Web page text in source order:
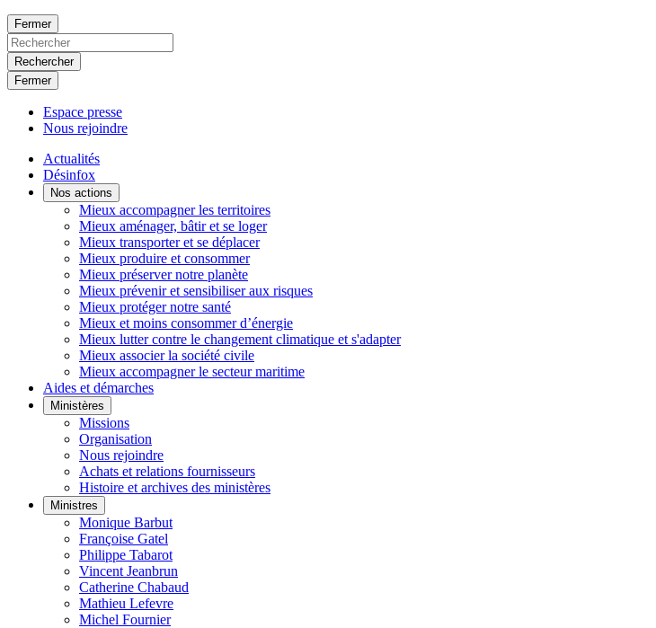
Fermer
Rechercher
Fermer
Espace presse
Nous rejoindre
Actualités
Désinfox
Nos actions
Mieux accompagner les territoires
Mieux aménager, bâtir et se loger
Mieux transporter et se déplacer
Mieux produire et consommer
Mieux préserver notre planète
Mieux prévenir et sensibiliser aux risques
Mieux protéger notre santé
Mieux et moins consommer d’énergie
Mieux lutter contre le changement climatique et s'adapter
Mieux associer la société civile
Mieux accompagner le secteur maritime
Aides et démarches
Ministères
Missions
Organisation
Nous rejoindre
Achats et relations fournisseurs
Histoire et archives des ministères
Ministres
Monique Barbut
Françoise Gatel
Philippe Tabarot
Vincent Jeanbrun
Catherine Chabaud
Mathieu Lefevre
Michel Fournier